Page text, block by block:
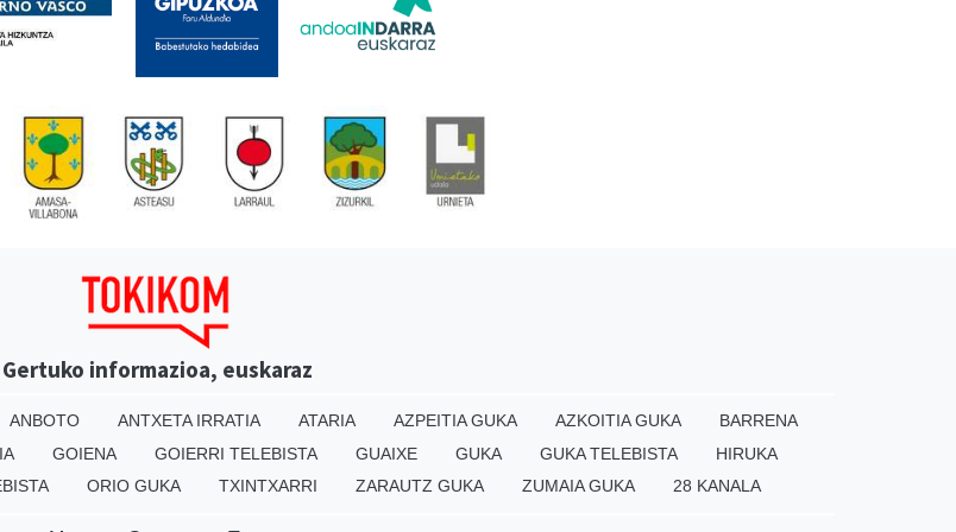
Gertuko informazioa, euskaraz
ANBOTO ANTXETA IRRATIA ATARIA AZPEITIA GUKA AZKOITIA GUKA
BARRENA
GOIENA GOIERRI TELEBISTA GUAIXE GUKA GUKA TELEBISTA
HIRUKA
ORIO GUKA TXINTXARRI ZARAUTZ GUKA ZUMAIA GUKA 28 KANALA